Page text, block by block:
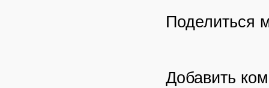
Поделиться
Добавить